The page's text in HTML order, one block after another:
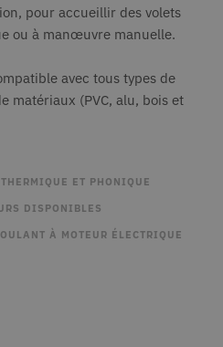
pour accueillir des volets
ou à manœuvre manuelle.
avec tous types de
matériaux (PVC, alu, bois et
ET PHONIQUE
DISPONIBLES
À MOTEUR ÉLECTRIQUE